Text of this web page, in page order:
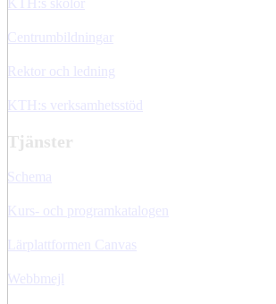
Centrumbildningar
Rektor och ledning
KTH:s verksamhetsstöd
Tjänster
Schema
Kurs- och programkatalogen
Lärplattformen Canvas
Webbmejl